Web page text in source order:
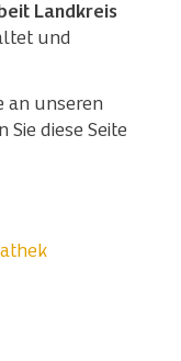
Landkreis
und
an unseren
diese Seite